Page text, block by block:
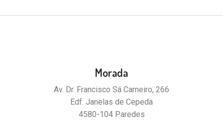
Morada
Av. Dr. Francisco Sá Carneiro, 266
Edf. Janelas de Cepeda
4580-104 Paredes